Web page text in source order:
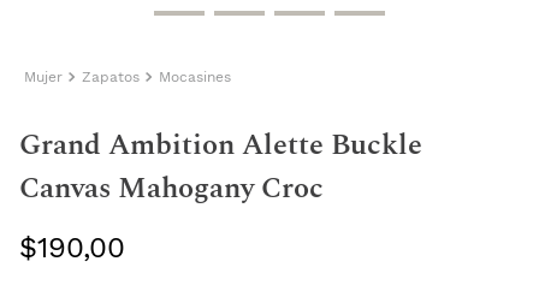
Mujer Zapatos Mocasines
Grand Ambition Alette Buckle
Canvas Mahogany Croc
$190,00